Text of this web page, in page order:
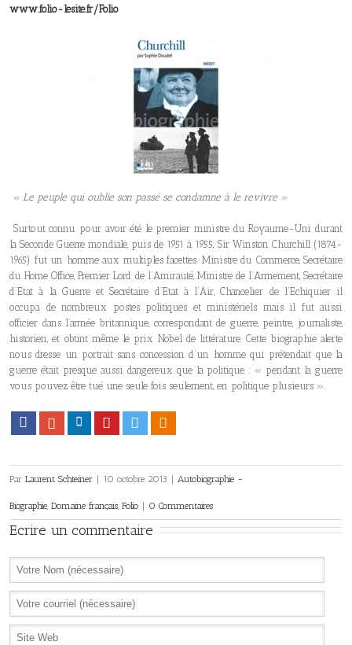
www.folio-lesite.fr/Folio
« Le peuple qui oublie son passé se condamne à le revivre »
Surtout connu pour avoir été le premier ministre du Royaume-Uni durant
la Seconde Guerre mondiale, puis de 1951 à 1955, Sir Winston Churchill (1874-
1965) fut un homme aux multiples facettes. Ministre du Commerce, Secrétaire
du Home Office, Premier Lord de l’Amirauté, Ministre de l’Armement, Secrétaire
d’Etat à la Guerre et Secrétaire d’Etat à l’Air, Chancelier de l’Echiquier il
occupa de nombreux postes politiques et ministériels mais il fut aussi
officier dans l’armée britannique, correspondant de guerre, peintre, journaliste,
historien, et obtint même le prix Nobel de littérature. Cette biographie alerte
nous dresse un portrait sans concession d’un homme qui prétendait que la
guerre était presque aussi dangereux que la politique : « pendant la guerre
vous pouvez être tué une seule fois seulement, en politique plusieurs ».
Facebook Google+
Par Laurent Schteiner 10 octobre 2013 Autobiographie -
Biographie, Domaine français, Folio 0 Commentaires
Ecrire un commentaire